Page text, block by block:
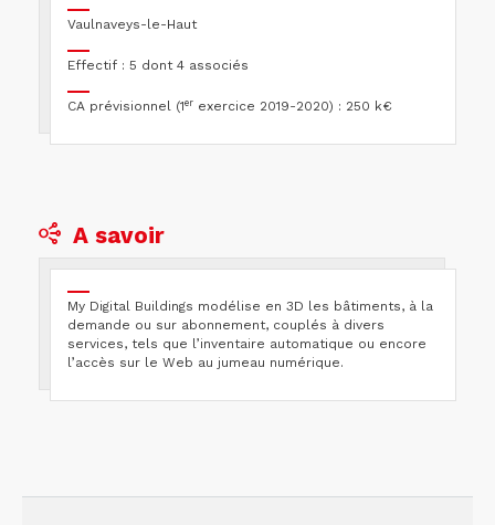
Vaulnaveys-le-Haut
Effectif : 5 dont 4 associés
CA prévisionnel (1er exercice 2019-2020) : 250 k€
A savoir
My Digital Buildings modélise en 3D les bâtiments, à la
demande ou sur abonnement, couplés à divers
services, tels que l’inventaire automatique ou encore
l’accès sur le Web au jumeau numérique.